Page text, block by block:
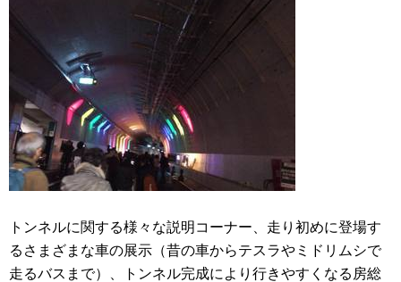
トンネルに関する様々な説明コーナー、走り初めに登場す
るさまざまな車の展示（昔の車からテスラやミドリムシで
走るバスまで）、トンネル完成により行きやすくなる房総